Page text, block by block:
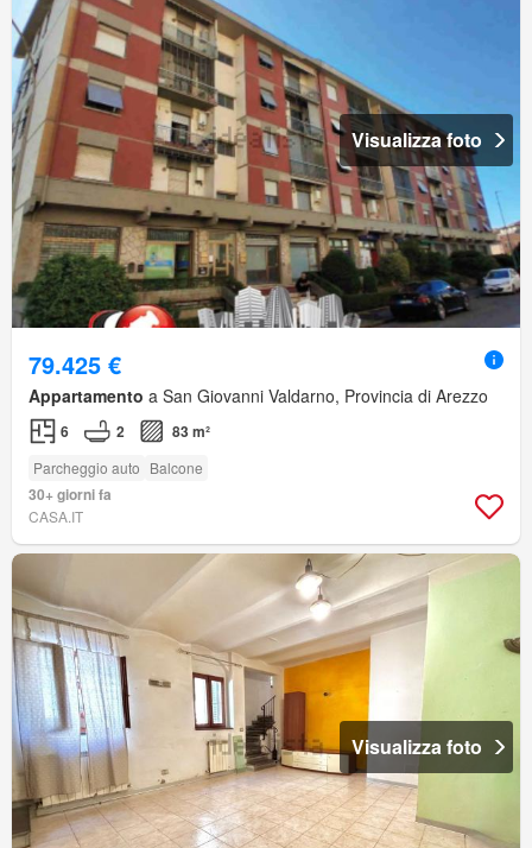
Visualizza foto
79.425 €
Appartamento a San Giovanni Valdarno, Provincia di Arezzo
6 2 83 m²
Parcheggio auto Balcone
30+ giorni fa
CASA.IT
Visualizza foto